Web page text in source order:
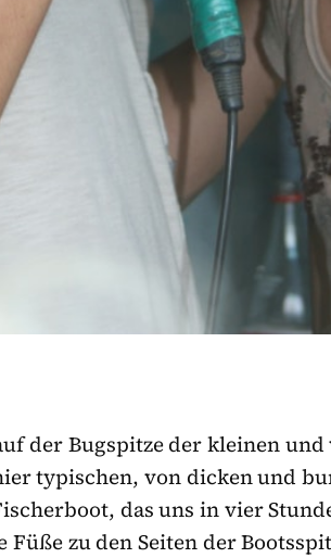
der Bugspitze der kleinen
typischen, von dicken und
das uns in vier
zu den Seiten der